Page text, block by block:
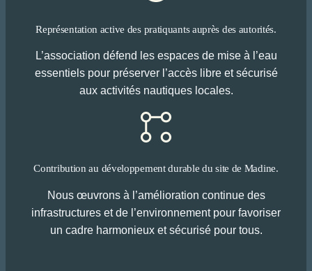
Représentation active des pratiquants auprès des autorités.
L’association défend les espaces de mise à l’eau
essentiels pour préserver l’accès libre et sécurisé
aux activités nautiques locales.
Contribution au développement durable du site de Madine.
Nous œuvrons à l’amélioration continue des
infrastructures et de l’environnement pour favoriser
un cadre harmonieux et sécurisé pour tous.